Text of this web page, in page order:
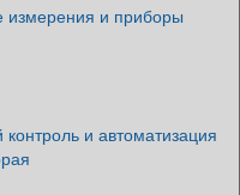
измерения и приборы
контроль и автоматизация